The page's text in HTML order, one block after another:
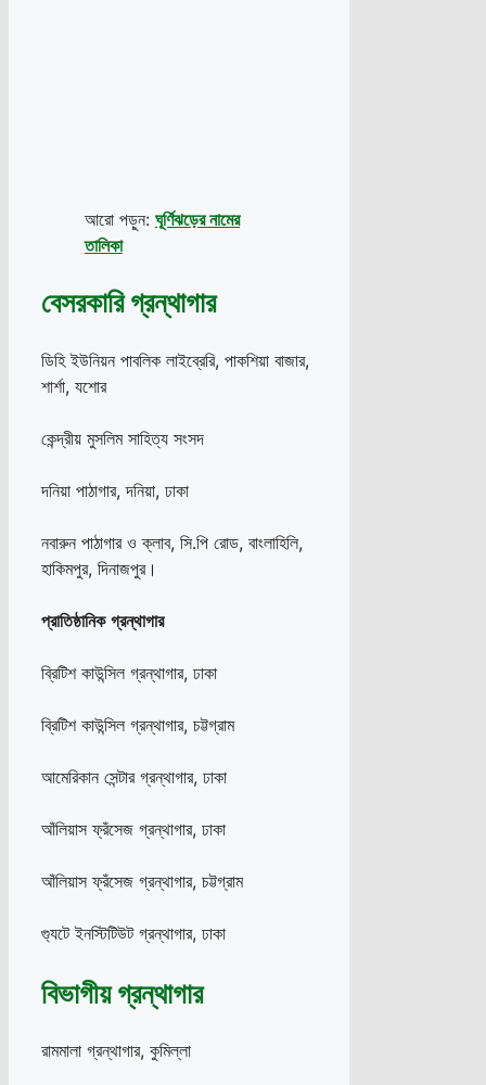
আরো পড়ুন: ঘূর্ণিঝড়ের নামের
তালিকা
বেসরকারি গ্রন্থাগার
ডিহি ইউনিয়ন পাবলিক লাইব্রেরি, পাকশিয়া বাজার,
শার্শা, যশোর
কেন্দ্রীয় মুসলিম সাহিত্য সংসদ
দনিয়া পাঠাগার, দনিয়া, ঢাকা
নবারুন পাঠাগার ও ক্লাব, সি.পি রোড, বাংলাহিলি,
হাকিমপুর, দিনাজপুর।
প্রাতিষ্ঠানিক গ্রন্থাগার
ব্রিটিশ কাউন্সিল গ্রন্থাগার, ঢাকা
ব্রিটিশ কাউন্সিল গ্রন্থাগার, চট্টগ্রাম
আমেরিকান সেন্টার গ্রন্থাগার, ঢাকা
আঁলিয়াস ফ্রঁসেজ গ্রন্থাগার, ঢাকা
আঁলিয়াস ফ্রঁসেজ গ্রন্থাগার, চট্টগ্রাম
গ্যুটে ইনস্টিটিউট গ্রন্থাগার, ঢাকা
বিভাগীয় গ্রন্থাগার
রামমালা গ্রন্থাগার, কুমিল্লা